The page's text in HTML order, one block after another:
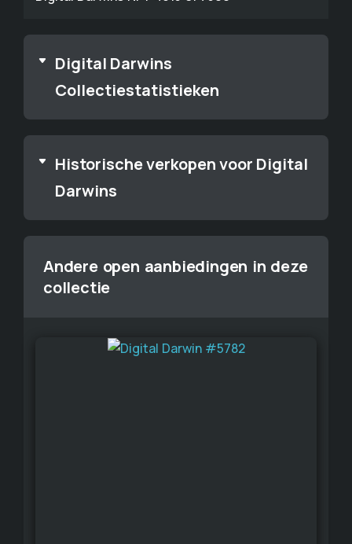
Digital Darwins
Collectiestatistieken
Historische verkopen voor Digital
Darwins
Andere open aanbiedingen in deze
collectie